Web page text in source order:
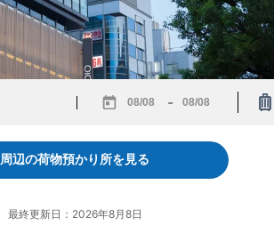
forward
to
interact
the
-
backward
interact
周辺の荷物預かり所を見る
最終更新日：2026年8月8日